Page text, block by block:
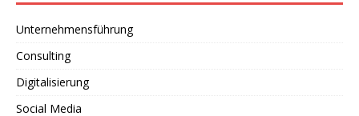
Unternehmensführung
Consulting
Digitalisierung
Social Media